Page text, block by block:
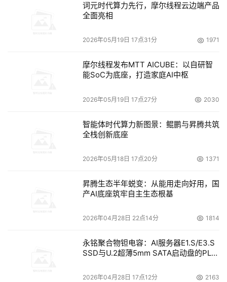
词元时代算力先行，摩尔线程云边端产品
全面亮相
2026年05月19日 17点31分 1971
摩尔线程发布MTT AICUBE：以自研智
能SoC为底座，打造家庭AI中枢
2026年05月19日 17点27分 2030
智能体时代算力新图景：鲲鹏与昇腾共筑
全栈创新底座
2026年05月18日 17点20分 1371
昇腾生态半年蜕变：从能用走向好用，国
产AI底座筑牢自主生态根基
2026年04月28日 22点14分 1814
永铭聚合物钽电容：AI服务器E1.S/E3.S
SSD与U.2超薄5mm SATA启动盘的PLP
2026年04月28日 17点12分 2163